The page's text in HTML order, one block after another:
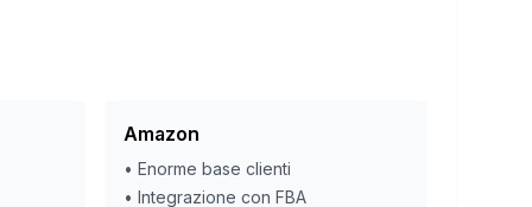
Amazon
• Enorme base clienti
• Integrazione con FBA